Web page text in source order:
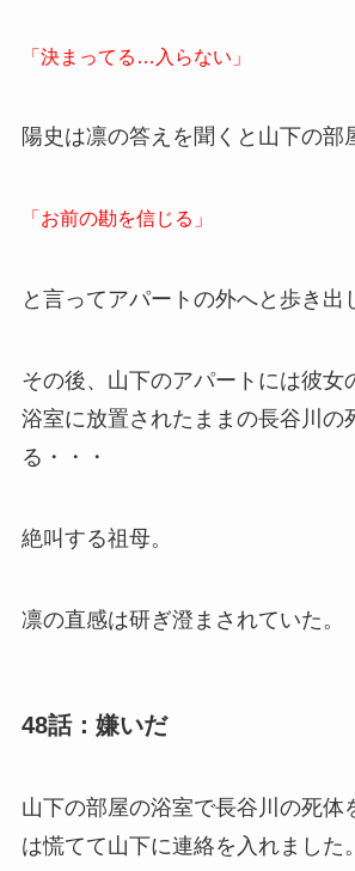
「決まってる…入らない」
陽史は凛の答えを聞くと山下の部
「お前の勘を信じる」
と言ってアパートの外へと歩き出
その後、山下のアパートには彼女
浴室に放置されたままの長谷川の
る・・・
絶叫する祖母。
凛の直感は研ぎ澄まされていた。
48話：嫌いだ
山下の部屋の浴室で長谷川の死体
は慌てて山下に連絡を入れました。